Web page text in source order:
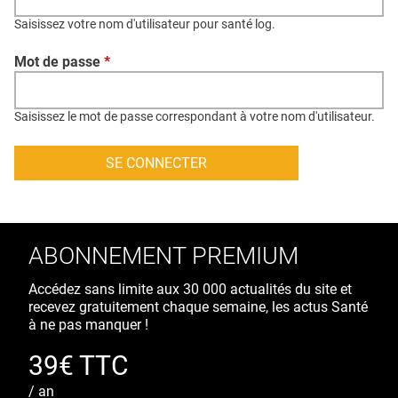
CONTACT
CRÉDITS
Saisissez votre nom d'utilisateur pour santé log.
Mot de passe *
Saisissez le mot de passe correspondant à votre nom d'utilisateur.
ABONNEMENT PREMIUM
Accédez sans limite aux 30 000 actualités du site et
recevez gratuitement chaque semaine, les actus Santé
à ne pas manquer !
39€ TTC
/ an